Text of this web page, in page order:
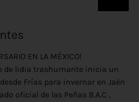
EN LA MÉXICO!
de lidia trashumante inicia un
Frías para invernar en Jaén
oficial de las Peñas B.A.C ,